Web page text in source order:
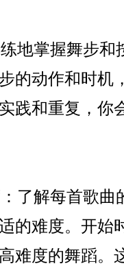
地掌握舞步和
的动作和时机
践和重复，你
了解每首歌曲
的难度。开始
难度的舞蹈。